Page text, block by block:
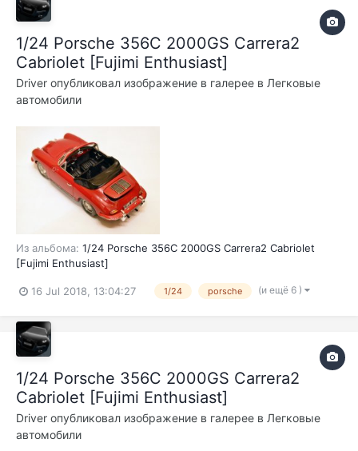
1/24 Porsche 356C 2000GS Carrera2
Cabriolet [Fujimi Enthusiast]
Driver опубликовал изображение в галерее в Легковые
автомобили
Из альбома: 1/24 Porsche 356C 2000GS Carrera2 Cabriolet
[Fujimi Enthusiast]
16 Jul 2018, 13:04:27 1/24 porsche (и ещё 6 )
1/24 Porsche 356C 2000GS Carrera2
Cabriolet [Fujimi Enthusiast]
Driver опубликовал изображение в галерее в Легковые
автомобили